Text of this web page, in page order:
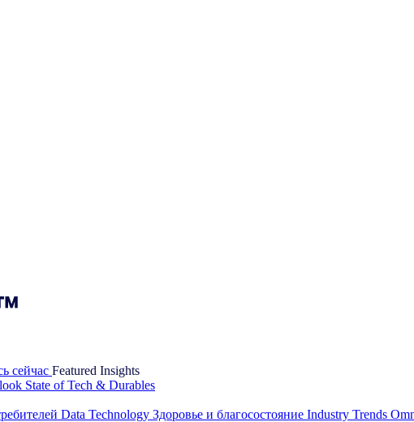
сейчас Featured Insights
State of Tech & Durables
Data Technology Здоровье и благосостояние Industry Trends